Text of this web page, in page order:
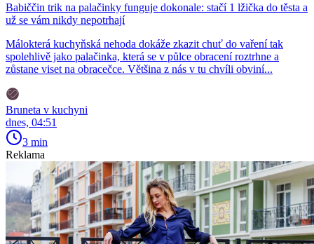
Babiččin trik na palačinky funguje dokonale: stačí 1 lžička do těsta a
už se vám nikdy nepotrhají
Málokterá kuchyňská nehoda dokáže zkazit chuť do vaření tak
spolehlivě jako palačinka, která se v půlce obracení roztrhne a
zůstane viset na obracečce. Většina z nás v tu chvíli obviní...
Bruneta v kuchyni
dnes, 04:51
3 min
Reklama